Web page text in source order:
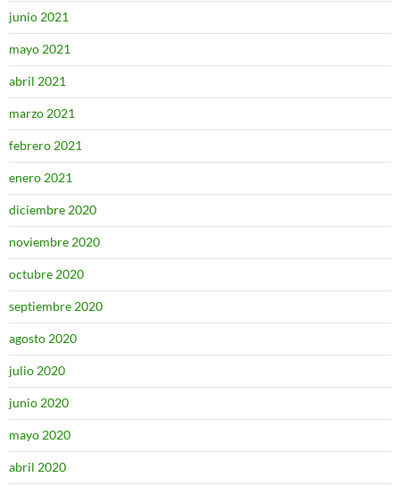
junio 2021
mayo 2021
abril 2021
marzo 2021
febrero 2021
enero 2021
diciembre 2020
noviembre 2020
octubre 2020
septiembre 2020
agosto 2020
julio 2020
junio 2020
mayo 2020
abril 2020